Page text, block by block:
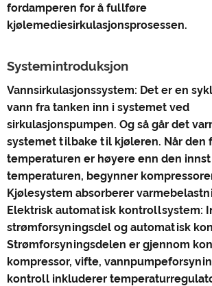
fordamperen for å fullføre
kjølemediesirkulasjonsprosessen.
Systemintroduksjon
Vannsirkulasjonssystem: Det er en
vann fra tanken inn i systemet ved
sirkulasjonspumpen. Og så går det
systemet tilbake til kjøleren. Når den
temperaturen er høyere enn den
temperaturen, begynner
Kjølesystem absorberer
Elektrisk automatisk kontrollsystem:
strømforsyningsdel og automatisk
Strømforsyningsdelen er gjennom
kompressor, vifte,
kontroll inkluderer